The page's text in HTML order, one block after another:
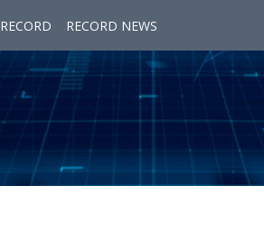
RECORD RECORD NEWS